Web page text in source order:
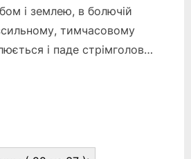
і землею, в болючій
тимчасовому
і паде стрімголов…